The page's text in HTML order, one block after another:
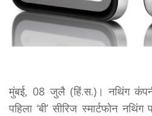
मुंबई, 08 जुलै (हिं.स.)। नथिंग
पहिला ‘बी’ सीरिज स्मार्टफोन